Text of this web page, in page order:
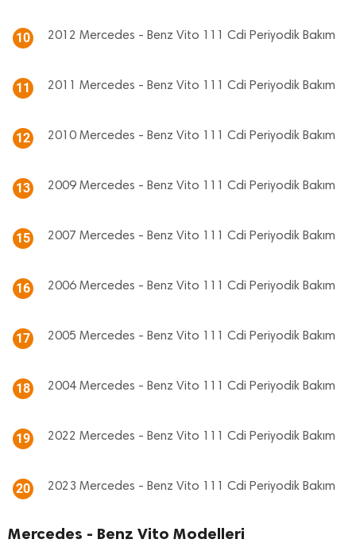
10 2012 Mercedes - Benz Vito 111 Cdi Periyodik Bakım
11 2011 Mercedes - Benz Vito 111 Cdi Periyodik Bakım
12 2010 Mercedes - Benz Vito 111 Cdi Periyodik Bakım
13 2009 Mercedes - Benz Vito 111 Cdi Periyodik Bakım
15 2007 Mercedes - Benz Vito 111 Cdi Periyodik Bakım
16 2006 Mercedes - Benz Vito 111 Cdi Periyodik Bakım
17 2005 Mercedes - Benz Vito 111 Cdi Periyodik Bakım
18 2004 Mercedes - Benz Vito 111 Cdi Periyodik Bakım
19 2022 Mercedes - Benz Vito 111 Cdi Periyodik Bakım
20 2023 Mercedes - Benz Vito 111 Cdi Periyodik Bakım
Mercedes - Benz Vito Modelleri